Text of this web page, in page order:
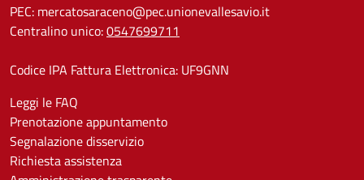
PEC: mercatosaraceno@pec.unionevallesavio.it
Centralino unico:0547699711
Codice IPA Fattura Elettronica: UF9GNN
Leggi le FAQ
Prenotazione appuntamento
Segnalazione disservizio
Richiesta assistenza